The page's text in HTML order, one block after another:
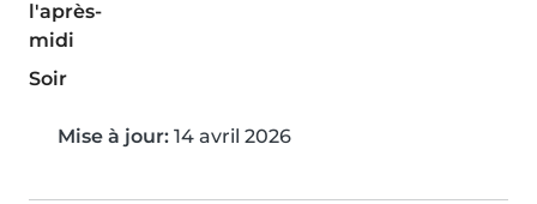
l'après-
midi
Soir
Mise à jour: 14 avril 2026